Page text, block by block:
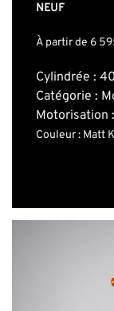
NEUF
À partir de 6
Cylindrée :
Catégorie :
Motorisation
Couleur : Matt